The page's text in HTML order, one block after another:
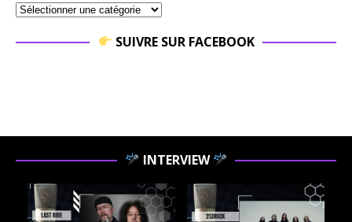
SUIVRE SUR FACEBOOK
INTERVIEW